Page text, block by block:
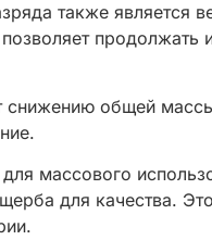
также является
продолжать
снижению общей
массового
для качества.